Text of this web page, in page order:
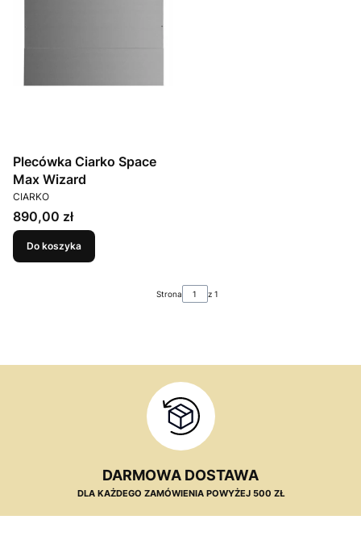
Plecówka Ciarko Space
Max Wizard
PRODUCENT
CIARKO
Cena
890,00 zł
Do koszyka
Strona z 1
DARMOWA DOSTAWA
DLA KAŻDEGO ZAMÓWIENIA POWYŻEJ 500 ZŁ